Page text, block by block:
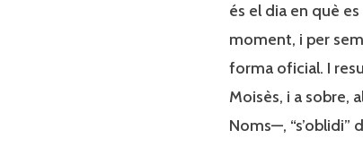
és el dia en què
moment, i per
forma oficial. I
Moisès, i a sobre,
Noms—, “s’oblidi”